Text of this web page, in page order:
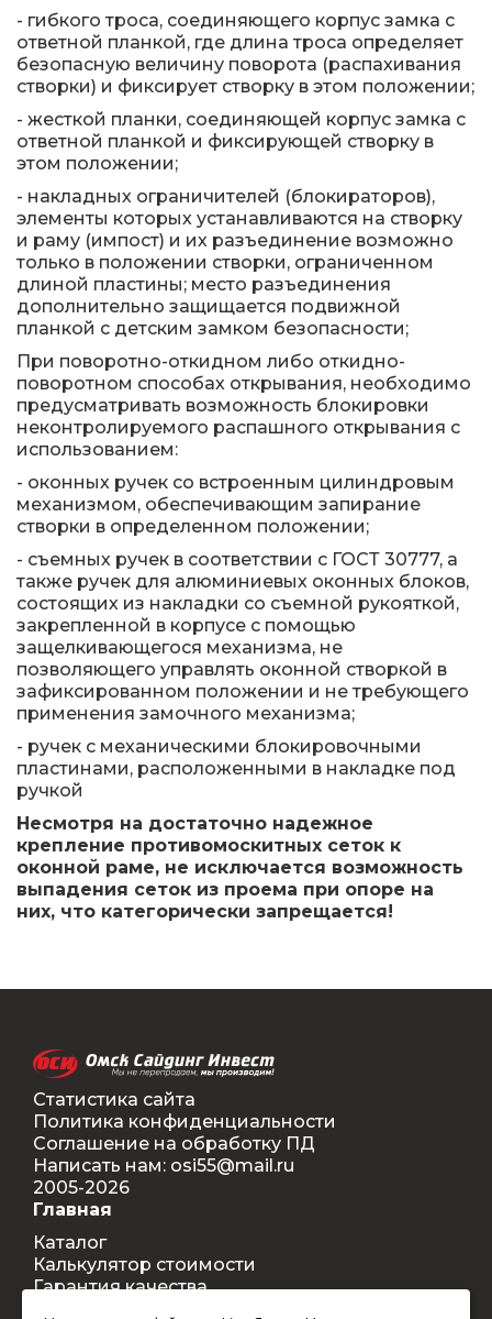
- гибкого троса, соединяющего корпус замка с
ответной планкой, где длина троса определяет
безопасную величину поворота (распахивания
створки) и фиксирует створку в этом положении;
- жесткой планки, соединяющей корпус замка с
ответной планкой и фиксирующей створку в
этом положении;
- накладных ограничителей (блокираторов),
элементы которых устанавливаются на створку
и раму (импост) и их разъединение возможно
только в положении створки, ограниченном
длиной пластины; место разъединения
дополнительно защищается подвижной
планкой с детским замком безопасности;
При поворотно-откидном либо откидно-
поворотном способах открывания, необходимо
предусматривать возможность блокировки
неконтролируемого распашного открывания с
использованием:
- оконных ручек со встроенным цилиндровым
механизмом, обеспечивающим запирание
створки в определенном положении;
- съемных ручек в соответствии с ГОСТ 30777, а
также ручек для алюминиевых оконных блоков,
состоящих из накладки со съемной рукояткой,
закрепленной в корпусе с помощью
защелкивающегося механизма, не
позволяющего управлять оконной створкой в
зафиксированном положении и не требующего
применения замочного механизма;
- ручек с механическими блокировочными
пластинами, расположенными в накладке под
ручкой
Несмотря на достаточно надежное
крепление противомоскитных сеток к
оконной раме, не исключается возможность
выпадения сеток из проема при опоре на
них, что категорически запрещается!
Статистика сайта
Политика конфиденциальности
Соглашение на обработку ПД
Написать нам: osi55@mail.ru
2005-2026
Главная
Каталог
Калькулятор стоимости
Гарантия качества